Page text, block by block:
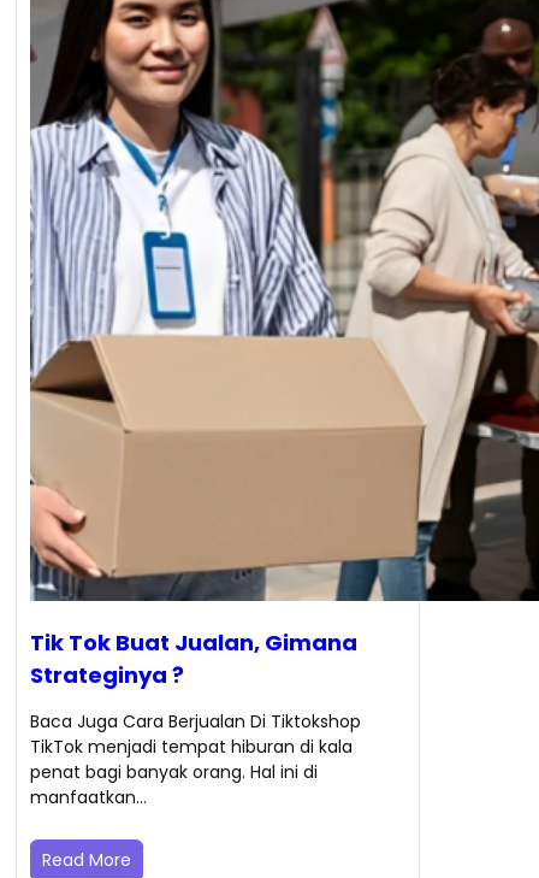
Tik Tok Buat Jualan, Gimana
Strateginya ?
Baca Juga Cara Berjualan Di Tiktokshop
TikTok menjadi tempat hiburan di kala
penat bagi banyak orang. Hal ini di
manfaatkan…
Read More